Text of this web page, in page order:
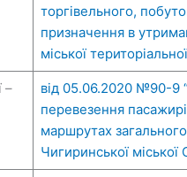
торгівельного,
призначення в
міської
–
від 05.06.2020 №90-9
перевезення
маршрутах
Чигиринської міської